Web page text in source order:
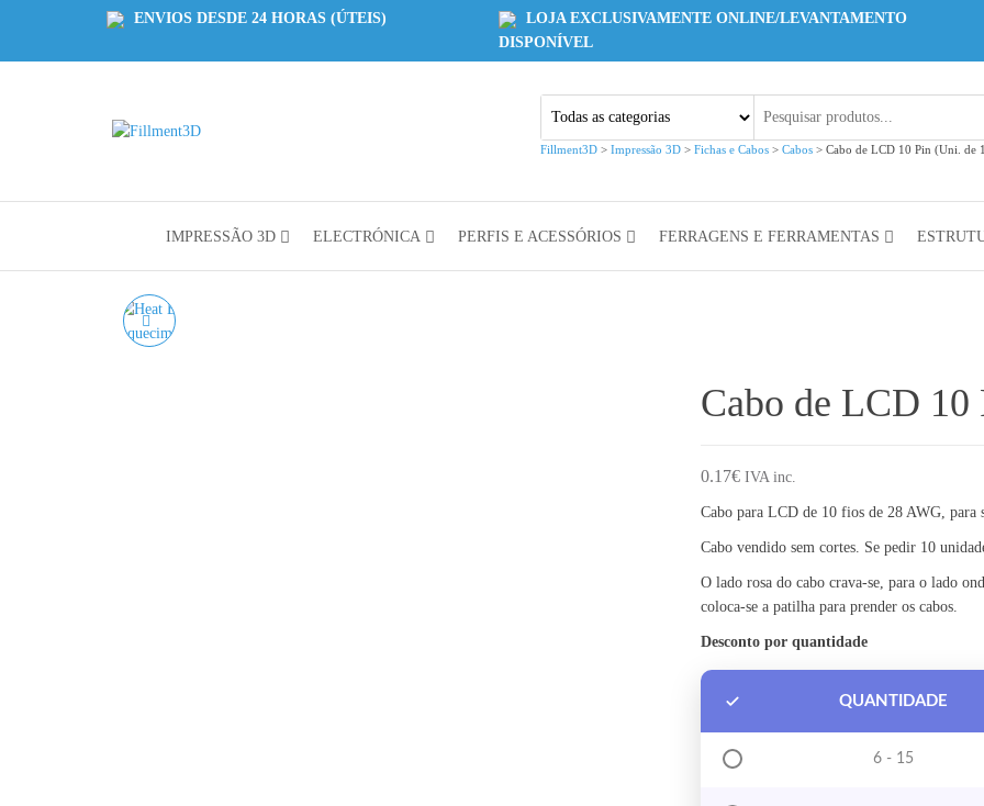
ENVIOS DESDE 24 HORAS (ÚTEIS)
LOJA EXCLUSIVAMENTE ONLINE/LEVANTAMENTO
DISPONÍVEL
3D
Fillment3D > Impressão 3D > Fichas e Cabos > Cabos > Cabo de LCD 10 Pin (Uni. de
IMPRESSÃO 3D ELECTRÓNICA PERFIS E ACESSÓRIOS FERRAGENS E FERRAMENTAS
Cabo de LCD
0.17€ IVA inc.
Cabo para LCD de 10 fios de 28 AWG, para
Cabo vendido sem cortes. Se pedir 10
O lado rosa do cabo crava-se, para o lado
coloca-se a patilha para prender os cabos.
Desconto por quantidade
QUANTIDADE
6 - 15